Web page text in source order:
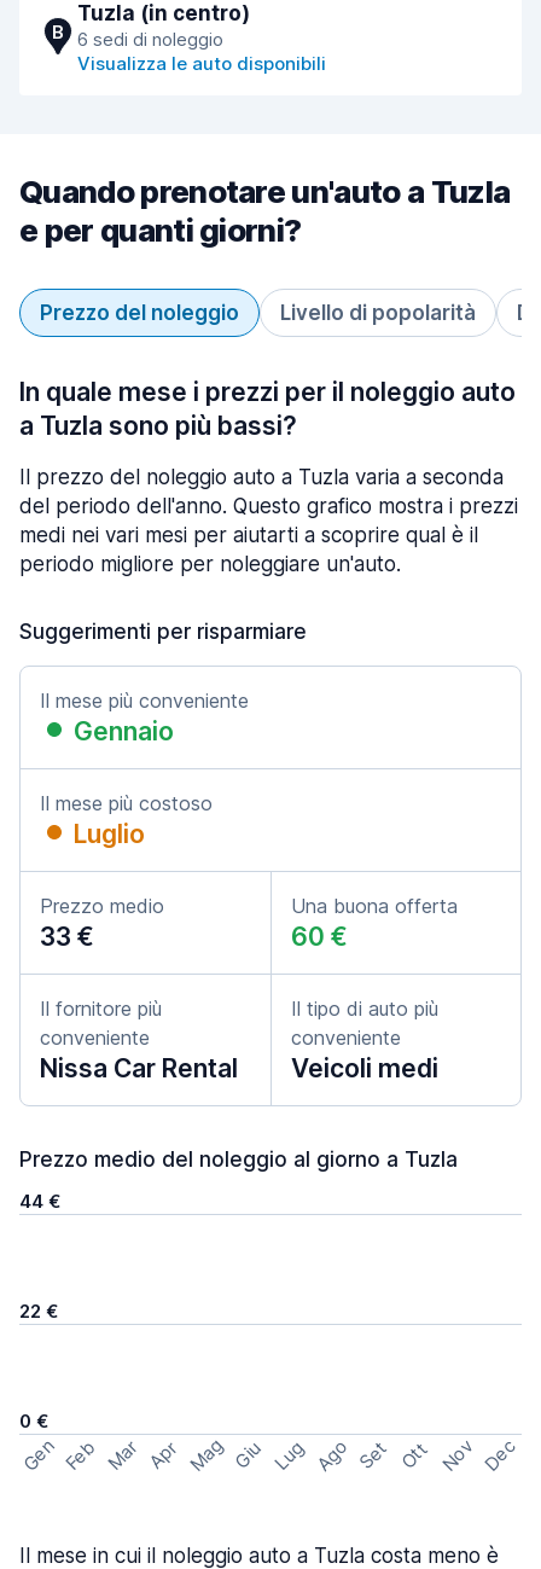
B
Tuzla (in centro)
6 sedi di noleggio
Visualizza le auto disponibili
Quando prenotare un'auto a Tuzla
e per quanti giorni?
Prezzo del noleggio Livello di popolarità
In quale mese i prezzi per il noleggio auto
a Tuzla sono più bassi?
Il prezzo del noleggio auto a Tuzla varia a seconda
del periodo dell'anno. Questo grafico mostra i prezzi
medi nei vari mesi per aiutarti a scoprire qual è il
periodo migliore per noleggiare un'auto.
Suggerimenti per risparmiare
Il mese più conveniente
Gennaio
Il mese più costoso
Luglio
Prezzo medio
33 €
Una buona offerta
60 €
Il fornitore più
conveniente
Nissa Car Rental
Il tipo di auto più
conveniente
Veicoli medi
Prezzo medio del noleggio al giorno a Tuzla
44 €
22 €
0 €
Gen Feb Mar Apr Mag Giu Lug Ago Set Ott Nov Dec
Il mese in cui il noleggio auto a Tuzla costa meno è